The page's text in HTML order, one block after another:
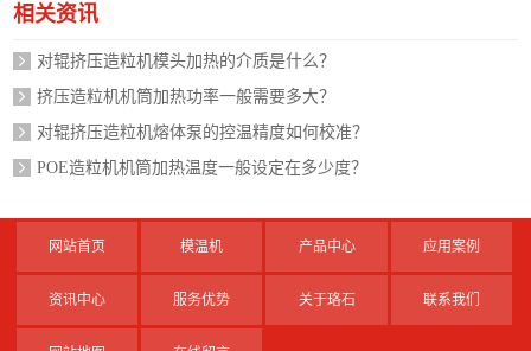
相关资讯
对辊挤压造粒机模头加热的介质是什么？
挤压造粒机机筒加热功率一般需要多大？
对辊挤压造粒机熔体泵的控温精度如何校准？
POE造粒机机筒加热温度一般设定在多少度？
网站首页 模温机 产品中心 应用案例
资讯中心 服务优势 关于珞石 联系我们